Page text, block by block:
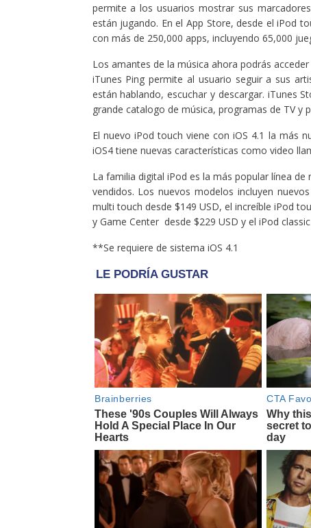
permite a los usuarios mostrar sus
están jugando. En el App Store, desde el iPod
con más de 250,000 apps, incluyendo 65,000
Los amantes de la música ahora podrás
iTunes Ping permite al usuario seguir a sus
están hablando, escuchar y descargar. iTunes
grande catalogo de música, programas de TV y
El nuevo iPod touch viene con iOS 4.1 la más
iOS4 tiene nuevas características como video
La familia digital iPod es la más popular línea
vendidos. Los nuevos modelos incluyen
multi touch desde $149 USD, el increíble iPod
y Game Center desde $229 USD y el iPod
**Se requiere de sistema iOS 4.1